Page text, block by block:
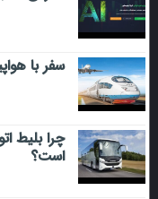
سفر با
چرا بلیط
است؟